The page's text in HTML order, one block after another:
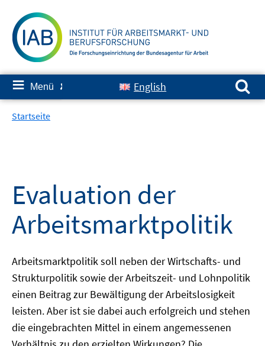
zum
Inhalt
≡ Menü ✘ English
Suchen nach:
Startseite
Evaluation der
Arbeitsmarktpolitik
Arbeitsmarktpolitik soll neben der Wirtschafts- und
Strukturpolitik sowie der Arbeitszeit- und Lohnpolitik
einen Beitrag zur Bewältigung der Arbeitslosigkeit
leisten. Aber ist sie dabei auch erfolgreich und stehen
die eingebrachten Mittel in einem angemessenen